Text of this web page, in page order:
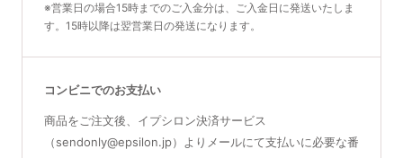
※営業日の場合15時までのご入金分は、ご入金日に発送いたしま
す。15時以降は翌営業日の発送になります。
コンビニでのお支払い
商品をご注文後、イプシロン決済サービス
（sendonly@epsilon.jp）よりメールにて支払いに必要な番